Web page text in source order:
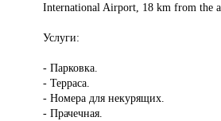
International Airport, 18 km from the
Услуги:
- Парковка.
- Терраса.
- Номера для некурящих.
- Прачечная.